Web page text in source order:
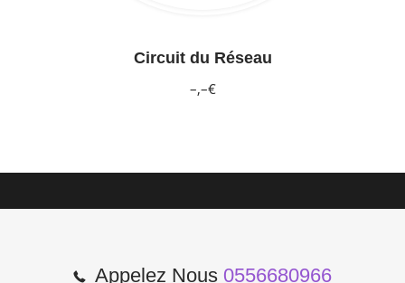
Circuit du Réseau
–,–€
Appelez Nous 0556680966